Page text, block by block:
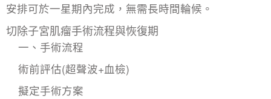
安排可於一星期內完成，無需長時間輪候。
切除子宮肌瘤手術流程與恢復期
一、手術流程
術前評估(超聲波+血檢)
擬定手術方案